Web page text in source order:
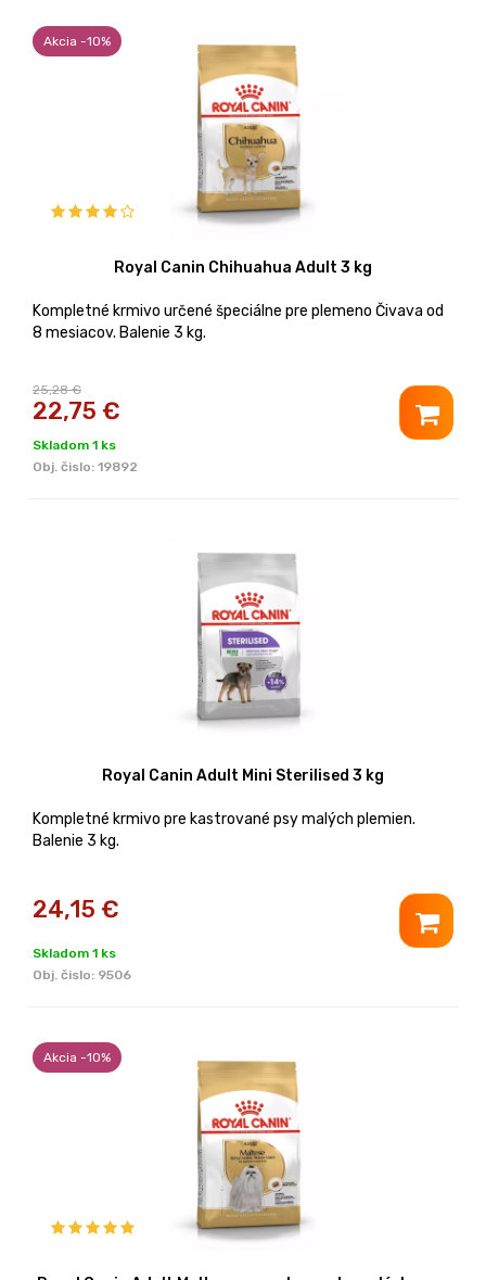
Akcia -10%
Royal Canin Chihuahua Adult 3 kg
Kompletné krmivo určené špeciálne pre plemeno Čivava od
8 mesiacov. Balenie 3 kg.
25,28 €
22,75 €
Skladom 1 ks
Obj. čislo: 19892
Royal Canin Adult Mini Sterilised 3 kg
Kompletné krmivo pre kastrované psy malých plemien.
Balenie 3 kg.
24,15 €
Skladom 1 ks
Obj. čislo: 9506
Akcia -10%